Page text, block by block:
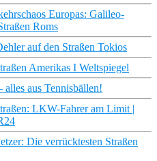
Europas: Galileo-
Roms
auf den Straßen Tokios
Amerikas I Weltspiegel
alles aus Tennisbällen!
LKW-Fahrer am Limit |
Die verrücktesten Straßen